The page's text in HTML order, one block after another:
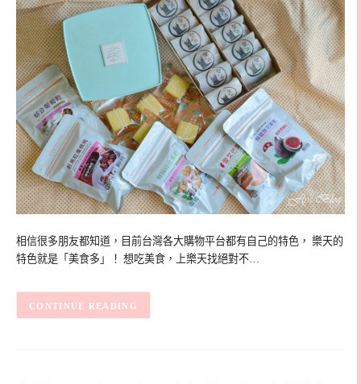
相信很多朋友都知道，目前台灣各大購物平台都有自己的特色， 樂天的
特色就是「美食多」！ 想吃美食，上樂天找絕對不…
CONTINUE READING